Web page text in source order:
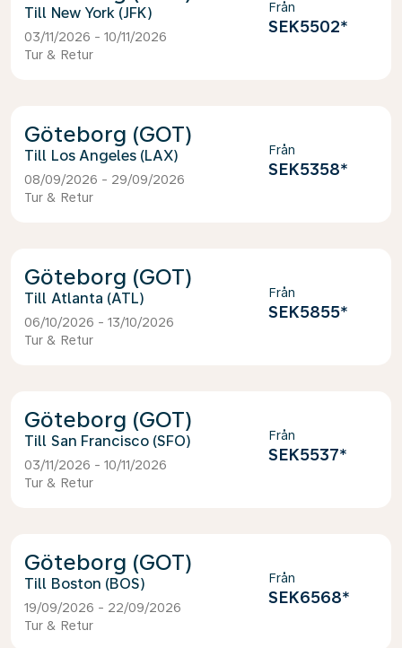
New York (JFK)
03/11/2026 - 10/11/2026
Tur & Retur
Från
SEK5502*
Göteborg (GOT)
Los Angeles (LAX)
08/09/2026 - 29/09/2026
Tur & Retur
Från
SEK5358*
Göteborg (GOT)
Atlanta (ATL)
06/10/2026 - 13/10/2026
Tur & Retur
Från
SEK5855*
Göteborg (GOT)
San Francisco (SFO)
03/11/2026 - 10/11/2026
Tur & Retur
Från
SEK5537*
Göteborg (GOT)
Boston (BOS)
19/09/2026 - 22/09/2026
Tur & Retur
Från
SEK6568*